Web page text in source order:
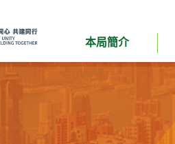
本局簡介